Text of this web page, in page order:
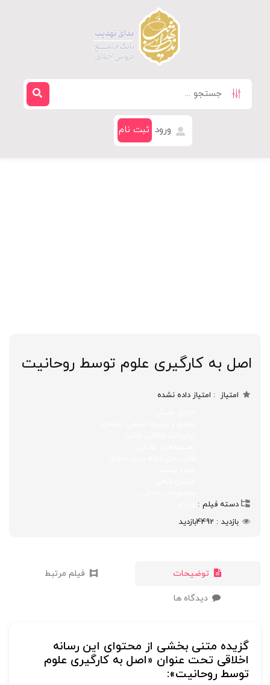
ورود ثبت نام
اصل به کارگیری علوم توسط روحانیت
امتیاز امتیاز داده نشده
دسته فیلم
بازدید
4492بازدید
توضیحات فیلم مرتبط
دیدگاه ها
گزیده متنی بخشی از محتوای این رسانه
اخلاقی تحت عنوان «اصل به کارگیری علوم
توسط روحانیت»: